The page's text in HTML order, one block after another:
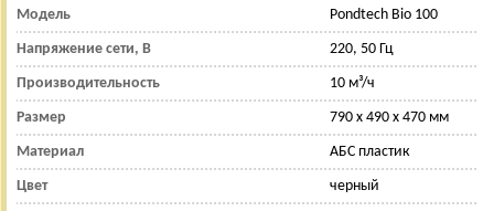
Модель Pondtech Bio 100
Напряжение сети, В 220, 50 Гц
Производительность 10 м³/ч
Размер 790 х 490 х 470 мм
Материал АБС пластик
Цвет черный